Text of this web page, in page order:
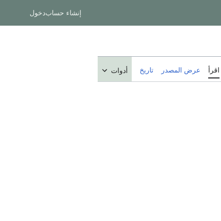
إنشاء حسابدخول
اقرأ عرض المصدر تاريخ أدوات